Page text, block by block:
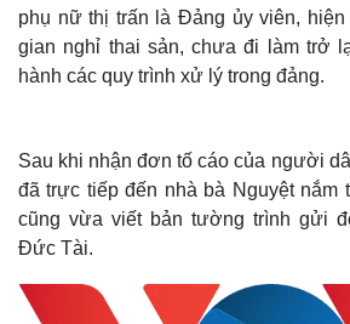
phụ nữ thị trấn là Đảng ủy viên,
gian nghỉ thai sản, chưa đi làm trở
hành các quy trình xử lý trong đảng.
Sau khi nhận đơn tố cáo của người
đã trực tiếp đến nhà bà Nguyệt nắm
cũng vừa viết bản tường trình gửi
Đức Tài.